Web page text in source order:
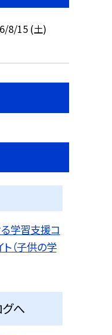
8/15 (土)
学習支援コ
（子供の学
へ